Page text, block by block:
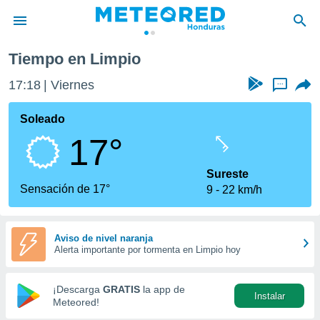
de
ha sido
calidad.
a este
las
y
forma
digital
basada
Tiempo en Limpio
17:18 Viernes ...
Soleado
17°
Sensación de 17°
Sureste
9
22 km/h
Aviso de nivel naranja
Alerta importante por tormenta en Limpio hoy
¡Descarga GRATIS la app de
Meteored!
Instalar